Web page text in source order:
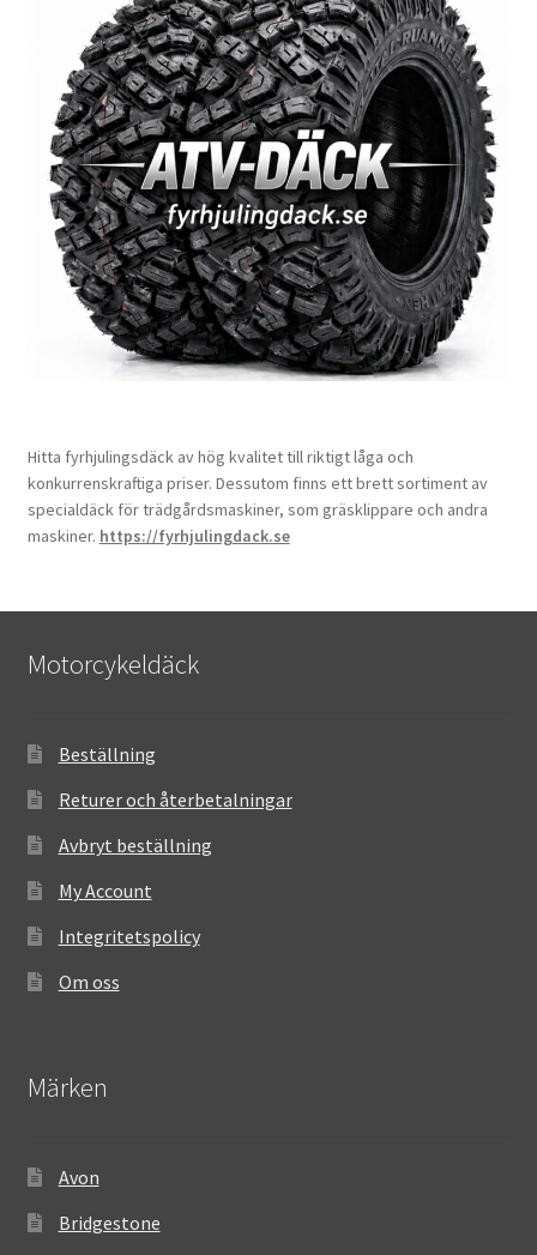
Hitta fyrhjulingsdäck av hög kvalitet till riktigt låga och
konkurrenskraftiga priser. Dessutom finns ett brett sortiment av
specialdäck för trädgårdsmaskiner, som gräsklippare och andra
maskiner. https://fyrhjulingdack.se
Motorcykeldäck
Beställning
Returer och återbetalningar
Avbryt beställning
My Account
Integritetspolicy
Om oss
Märken
Avon
Bridgestone